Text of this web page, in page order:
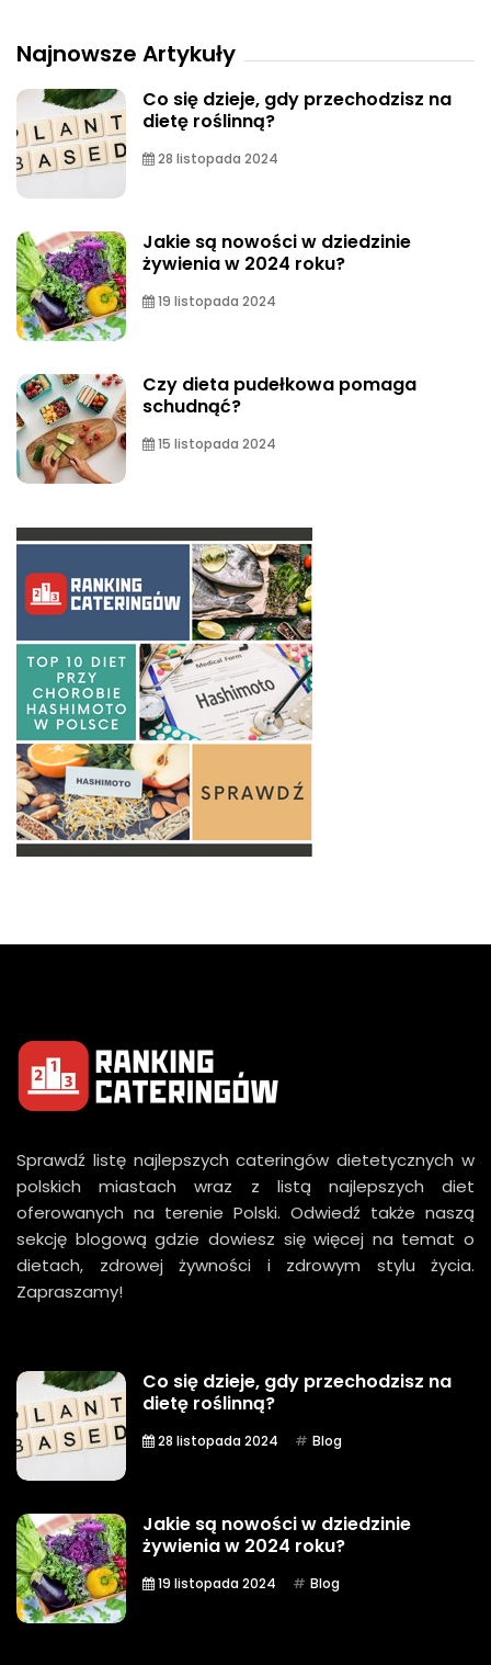
Najnowsze Artykuły
Co się dzieje, gdy przechodzisz na
dietę roślinną?
28 listopada 2024
Jakie są nowości w dziedzinie
żywienia w 2024 roku?
19 listopada 2024
Czy dieta pudełkowa pomaga
schudnąć?
15 listopada 2024
Sprawdź listę najlepszych cateringów dietetycznych w
polskich miastach wraz z listą najlepszych diet
oferowanych na terenie Polski. Odwiedź także naszą
sekcję blogową gdzie dowiesz się więcej na temat o
dietach, zdrowej żywności i zdrowym stylu życia.
Zapraszamy!
Co się dzieje, gdy przechodzisz na
dietę roślinną?
28 listopada 2024 Blog
Jakie są nowości w dziedzinie
żywienia w 2024 roku?
19 listopada 2024 Blog